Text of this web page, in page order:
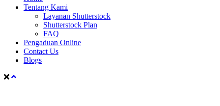
Tentang Kami
Layanan Shutterstock
Shutterstock Plan
FAQ
Pengaduan Online
Contact Us
Blogs